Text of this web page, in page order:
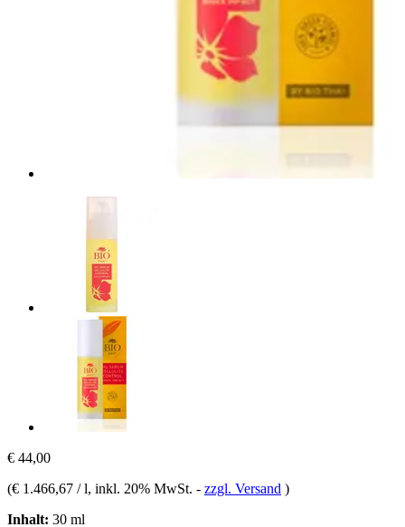
€ 44,00
(€ 1.466,67 / l, inkl. 20% MwSt. - zzgl. Versand )
Inhalt: 30 ml